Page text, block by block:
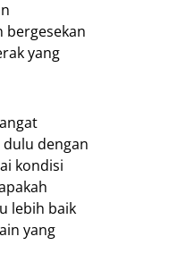
bergesekan
yang
dengan
kondisi
lebih baik
yang